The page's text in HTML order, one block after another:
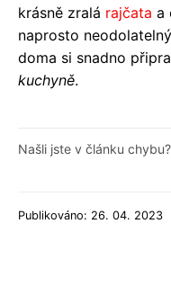
krásně zralá rajčata a
naprosto
doma si snadno
kuchyně.
Našli jste v článku chybu?
Publikováno: 26. 04. 2023